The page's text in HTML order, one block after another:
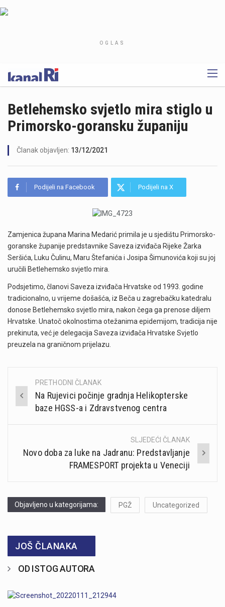
OGLAS
Betlehemsko svjetlo mira stiglo u
Primorsko-goransku županiju
Članak objavljen: 13/12/2021
Podijeli na Facebook Podijeli na X
Zamjenica župana Marina Medarić primila je u sjedištu Primorsko-
goranske županije predstavnike Saveza izviđača Rijeke Žarka
Seršića, Luku Čulinu, Maru Štefanića i Josipa Šimunovića koji su joj
uručili Betlehemsko svjetlo mira.
Podsjetimo, članovi Saveza izviđača Hrvatske od 1993. godine
tradicionalno, u vrijeme došašća, iz Beča u zagrebačku katedralu
donose Betlehemsko svjetlo mira, nakon čega ga prenose diljem
Hrvatske. Unatoč okolnostima otežanima epidemijom, tradicija nije
prekinuta, već je delegacija Saveza izviđača Hrvatske Svjetlo
preuzela na graničnom prijelazu.
Post
navigation
PRETHODNI ČLANAK
Na Rujevici počinje gradnja Helikopterske
baze HGSS-a i Zdravstvenog centra
SLJEDEĆI ČLANAK
Novo doba za luke na Jadranu: Predstavljanje
FRAMESPORT projekta u Veneciji
Objavljeno u kategorijama: PGŽ Uncategorized
JOŠ ČLANAKA
OD ISTOG AUTORA